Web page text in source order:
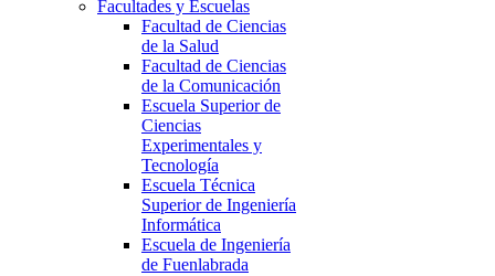
Facultades y Escuelas
Facultad de Ciencias
de la Salud
Facultad de Ciencias
de la Comunicación
Escuela Superior de
Ciencias
Experimentales y
Tecnología
Escuela Técnica
Superior de Ingeniería
Informática
Escuela de Ingeniería
de Fuenlabrada